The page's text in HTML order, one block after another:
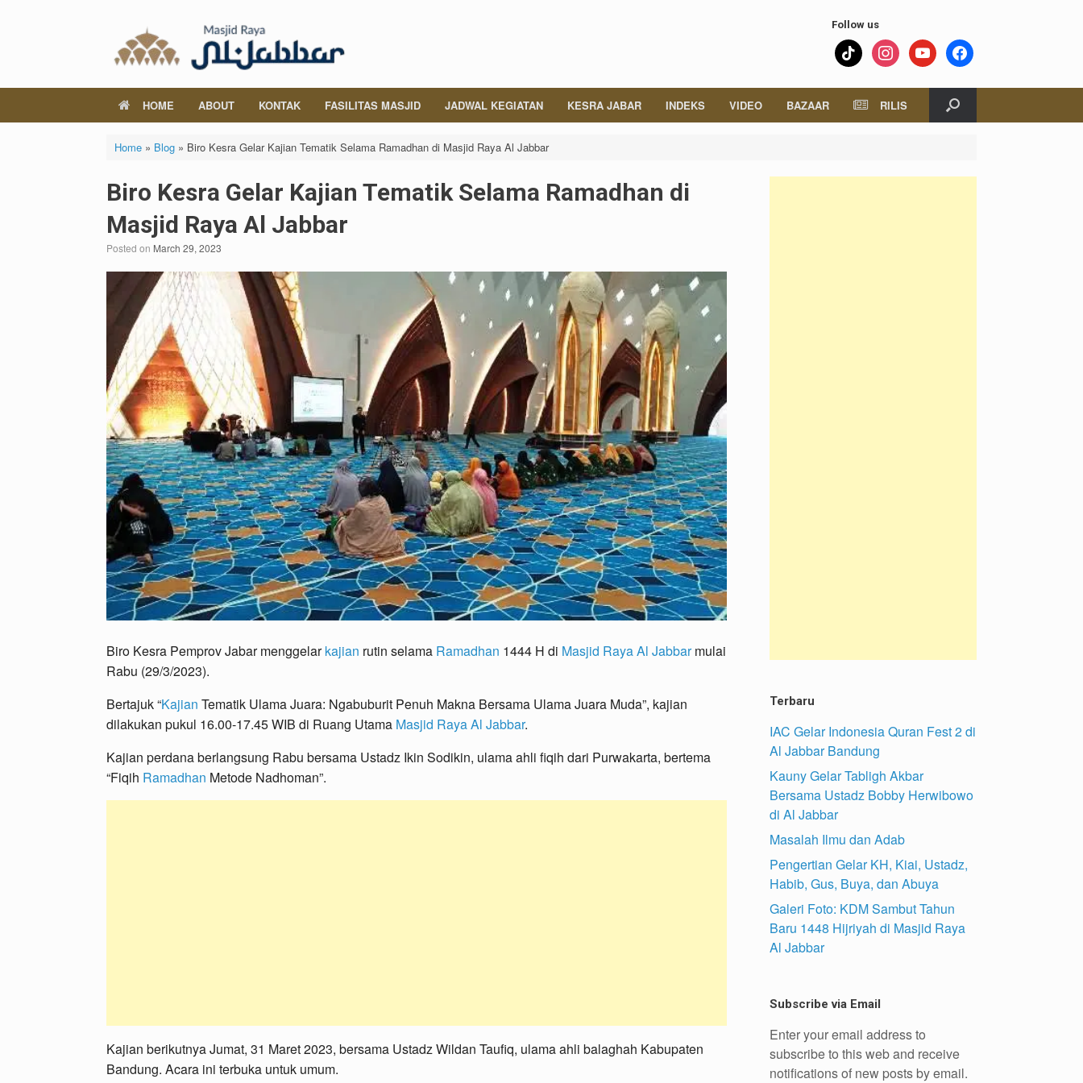
Follow us
tiktok instagramyoutube facebook
HOME ABOUT KONTAK FASILITAS MASJID JADWAL KEGIATAN KESRA JABAR INDEKS VIDEO BAZAAR RILIS
Home» Blog» Biro Kesra Gelar Kajian Tematik Selama Ramadhan di Masjid Raya Al Jabbar
Biro Kesra Gelar Kajian Tematik Selama Ramadhan di
Masjid Raya Al Jabbar
Posted on March 29, 2023
Biro Kesra Pemprov Jabar menggelarkajian rutin selama Ramadhan 1444 H di Masjid Raya Al Jabbarmulai
Rabu (29/3/2023).
Bertajuk “Kajian Tematik Ulama Juara: Ngabuburit Penuh Makna Bersama Ulama Juara Muda”, kajian
dilakukan pukul 16.00-17.45 WIB di Ruang Utama Masjid Raya Al Jabbar.
Kajian perdana berlangsung Rabu bersama Ustadz Ikin Sodikin, ulama ahli fiqih dari Purwakarta, bertema
“Fiqih Ramadhan Metode Nadhoman”.
Kajian berikutnya Jumat, 31 Maret 2023, bersama Ustadz Wildan Taufiq, ulama ahli balaghah Kabupaten
Bandung. Acara ini terbuka untuk umum.
Terbaru
IAC Gelar Indonesia Quran Fest 2 di
Al Jabbar Bandung
Kauny Gelar Tabligh Akbar
Bersama Ustadz Bobby Herwibowo
di Al Jabbar
Masalah Ilmu dan Adab
Pengertian Gelar KH, Kiai, Ustadz,
Habib, Gus, Buya, dan Abuya
Galeri Foto: KDM Sambut Tahun
Baru 1448 Hijriyah di Masjid Raya
Al Jabbar
Subscribe via Email
Enter your email address to
subscribe to this web and receive
notifications of new posts by email.